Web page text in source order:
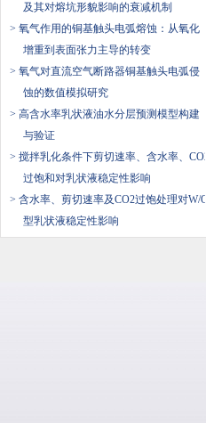
及其对熔坑形貌影响的衰减机制
> 氧气作用的铜基触头电弧熔蚀：从氧化
增重到表面张力主导的转变
> 氧气对直流空气断路器铜基触头电弧侵
蚀的数值模拟研究
> 高含水率乳状液油水分层预测模型构建
与验证
> 搅拌乳化条件下剪切速率、含水率、CO2
过饱和对乳状液稳定性影响
> 含水率、剪切速率及CO2过饱处理对W/O
型乳状液稳定性影响